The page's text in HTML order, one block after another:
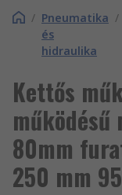
/ Pneumatika
és
hidraulika
/
Kettős
működésű
80mm
250 mm